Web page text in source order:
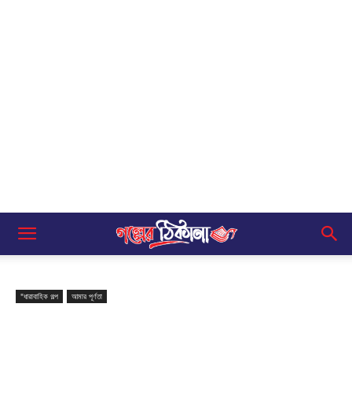
"ধারাবাহিক গল্প আমার পূর্ণতা